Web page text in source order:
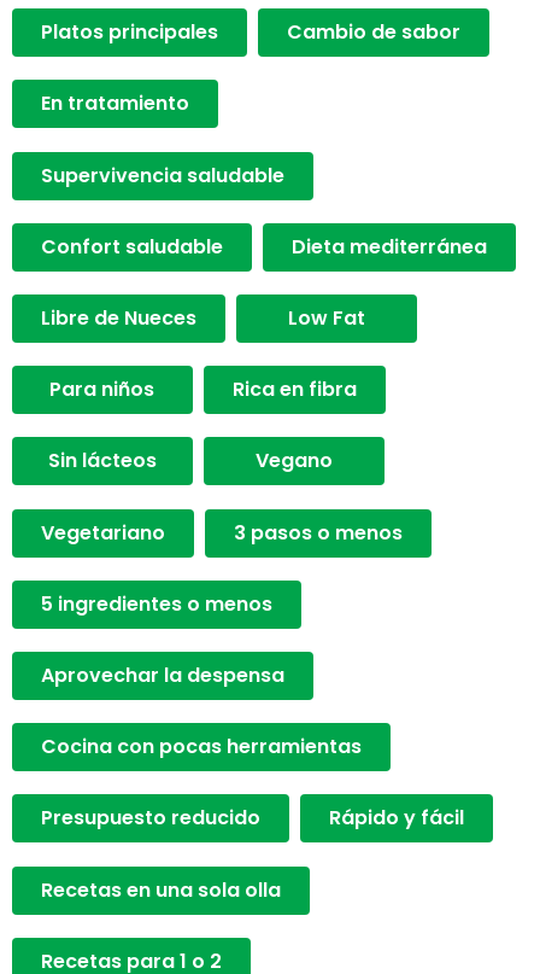
Platos principales Cambio de sabor
En tratamiento
Supervivencia saludable
Confort saludable Dieta mediterránea
Libre de Nueces Low Fat
Para niños Rica en fibra
Sin lácteos Vegano
Vegetariano 3 pasos o menos
5 ingredientes o menos
Aprovechar la despensa
Cocina con pocas herramientas
Presupuesto reducido Rápido y fácil
Recetas en una sola olla
Recetas para 1 o 2